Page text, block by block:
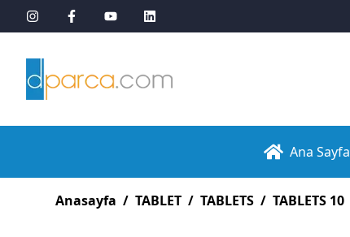
Ana Sayfa
Anasayfa / TABLET / TABLETS / TABLETS 10